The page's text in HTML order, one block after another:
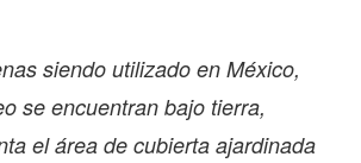
siendo utilizado en México,
se encuentran bajo tierra,
el área de cubierta ajardinada